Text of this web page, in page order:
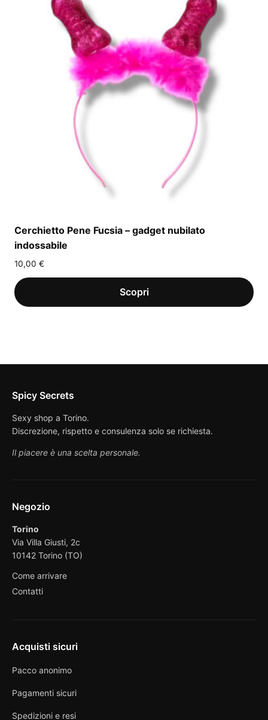
Cerchietto Pene Fucsia – gadget nubilato
indossabile
10,00 €
Spicy Secrets
Sexy shop a Torino.
Discrezione, rispetto e consulenza solo se richiesta.
Il piacere è una scelta personale.
Negozio
Torino
Via Villa Giusti, 2c
10142 Torino (TO)
Come arrivare
Contatti
Acquisti sicuri
Pacco anonimo
Pagamenti sicuri
Spedizioni e resi